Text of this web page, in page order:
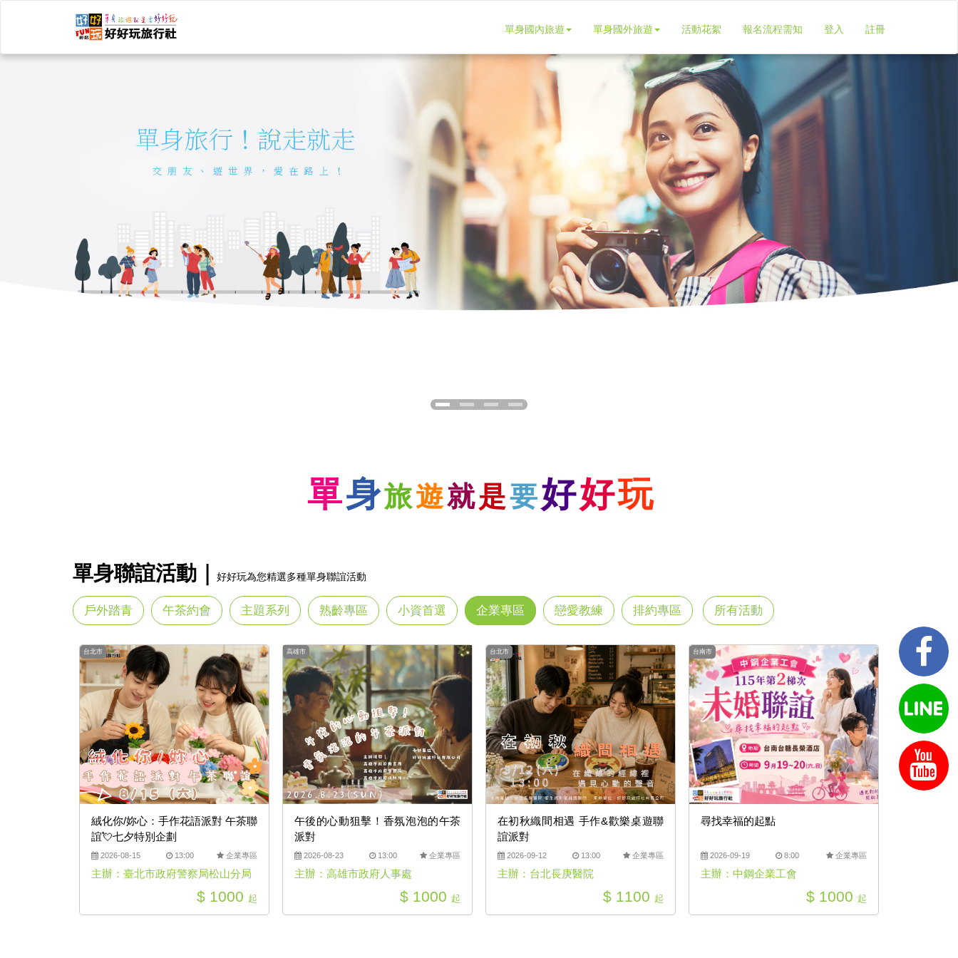
登入 註冊
單身國內旅遊 單身國外旅遊 活動花絮 報名流程需知
單身旅遊就是要好好玩
單身聯誼活動｜ 好好玩為您精選多種單身聯誼活動
戶外踏青 午茶約會 主題系列 熟齡專區 小資首選 企業專區 戀愛教練 排約專區 所有活動
台北市
絨化你/妳心：手作花語派對 午茶聯
誼💘七夕特別企劃
2026-08-15 13:00 企業專區
主辦：臺北市政府警察局松山分局
$ 1000 起
高雄市
午後的心動狙擊！香氛泡泡的午茶
派對
2026-08-23 13:00 企業專區
主辦：高雄市政府人事處
$ 1000 起
台北市
在初秋織間相遇 手作&歡樂桌遊聯
誼派對
2026-09-12 13:00 企業專區
主辦：台北長庚醫院
$ 1100 起
台南市
尋找幸福的起點
2026-09-19 8:00 企業專區
主辦：中鋼企業工會
$ 1000 起